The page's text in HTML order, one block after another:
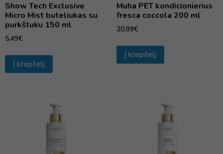
Show Tech Exclusive
Micro Mist buteliukas su
purkštuku 150 ml
5,49€
Į krepšelį
Muha PET kondicionierius
fresca coccola 200 ml
20,99€
Į krepšelį